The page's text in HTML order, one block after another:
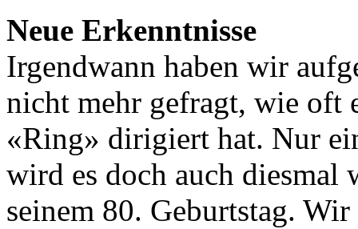
Neue Erkenntnisse
Irgendwann haben wir
nicht mehr gefragt, wie oft
«Ring» dirigiert hat. Nur
wird es doch auch diesmal
seinem 80. Geburtstag.